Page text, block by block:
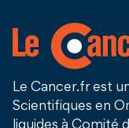
Le Cancer.fr est
Scientifiques en
liquides à Comité